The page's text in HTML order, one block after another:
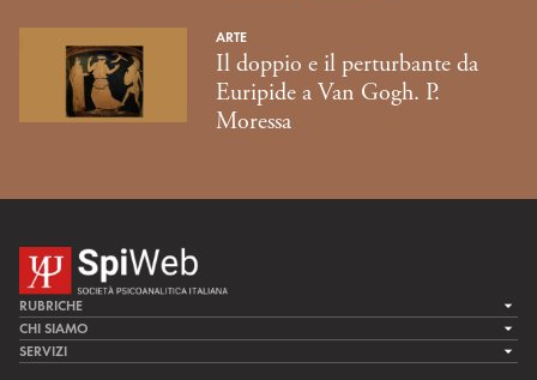
ARTE
Il doppio e il perturbante da
Euripide a Van Gogh. P.
Moressa
RUBRICHE
LA CURA
LA RICERCA
CHI SIAMO
LA SPI
SERVIZI